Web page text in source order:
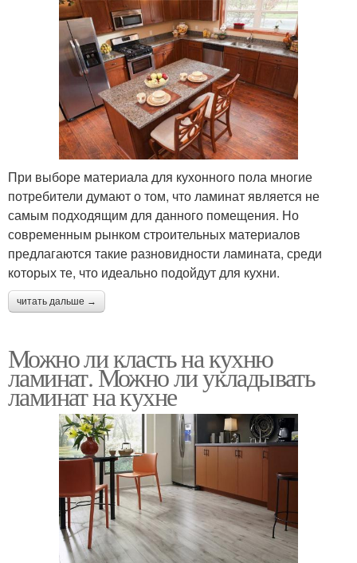
При выборе материала для кухонного пола многие
потребители думают о том, что ламинат является не
самым подходящим для данного помещения. Но
современным рынком строительных материалов
предлагаются такие разновидности ламината, среди
которых те, что идеально подойдут для кухни.
читать дальше →
Можно ли класть на кухню
ламинат. Можно ли укладывать
ламинат на кухне